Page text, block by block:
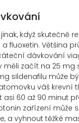
když skutečně
fluoxetin. Většina
dávkování
začít na 25
sildenafilu může
váš
60 až 90 minut
zařízení může
a vyhnout těžké